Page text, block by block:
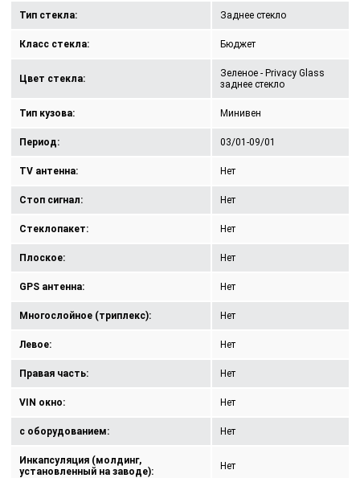
Тип стекла: Заднее стекло
Класс стекла: Бюджет
Цвет стекла:
Зеленое - Privacy Glass
заднее стекло
Тип кузова: Минивен
Период: 03/01-09/01
TV антенна: Нет
Стоп сигнал: Нет
Стеклопакет: Нет
Плоское: Нет
GPS антенна: Нет
Многослойное (триплекс): Нет
Левое: Нет
Правая часть: Нет
VIN окно: Нет
с оборудованием: Нет
Инкапсуляция (молдинг,
установленный на заводе):
Нет